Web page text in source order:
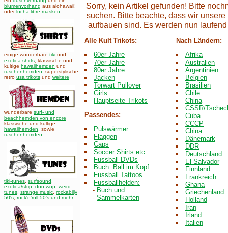
blumenvorhang aus alohawaii!
oderlucha libre masken
einige wunderbare tiki und
exotica shirts , klassische und
kultige hawaiihemden und
rüschenhemden , superstylische
retro usa trikots und weitere
wunderbare surf- und
beachhemden von encore
klassische und kultige
hawaiihemden
sowie
rüschenhemden
tiki-tunes surfsound
exotica/strip doo wop weird
tunes strange music rockabilly
50's rock'n'roll 50's und mehr
Sorry, kein Artikel gefunden! Bitte
suchen. Bitte beachte, dass wir
aufbauen sind. Es werden nun
Alle Kult Trikots:
60er Jahre
70er Jahre
80er Jahre
Jacken
Torwart Pullover
Girls
Hauptseite Trikots
Passendes:
Pulswärmer
Flaggen
Caps
Soccer Shirts etc.
Fussball DVDs
Buch: Ball im Kopf
Fussball Tattoos
Fussballhelden:
- Buch und
- Sammelkarten
Nach Ländern:
Afrika
Australien
Argentinien
Belgien
Brasilien
Chile
China
CSSR/
Cuba
CCCP
China
Dänemark
DDR
Deutschland
El Salvador
Finnland
Frankreich
Ghana
Griechenland
Holland
Iran
Irland
Italien